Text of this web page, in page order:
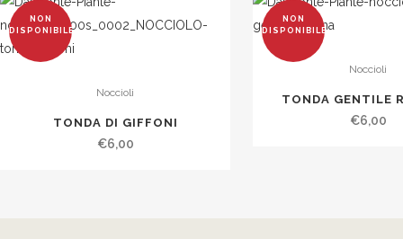
NON
DISPONIBILE
Noccioli
TONDA DI GIFFONI
€6,00
NON
DISPONIBILE
Noccioli
TONDA GENTILE
€6,00